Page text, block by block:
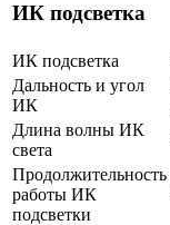
ИК подсветка
ИК подсветка
Дальность и угол
ИК
Длина волны ИК
света
Продолжительность
работы ИК
подсветки